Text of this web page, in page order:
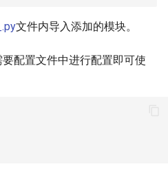
.py文件内导入添加的模块。
配置文件中进行配置即可使